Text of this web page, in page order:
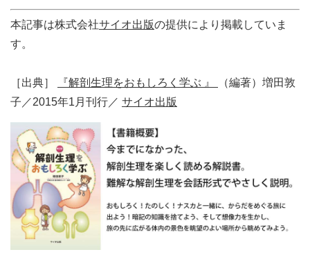
本記事は株式会社サイオ出版の提供により掲載していま
す。
［出典］ 『解剖生理をおもしろく学ぶ 』
（編著）増田敦
子／2015年1月刊行／ サイオ出版